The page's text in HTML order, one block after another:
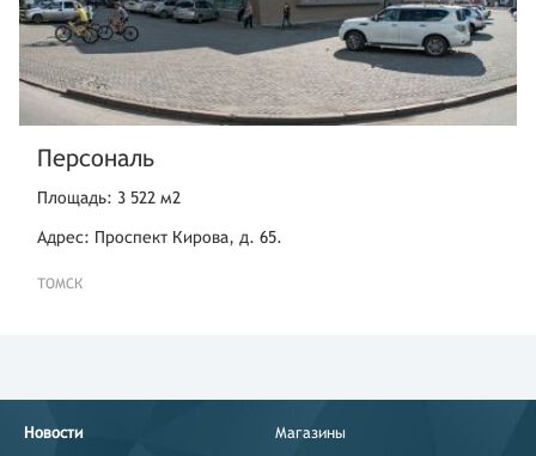
Персональ
Площадь: 3 522 м2
Адрес: Проспект Кирова, д. 65.
ТОМСК
Новости
Магазины